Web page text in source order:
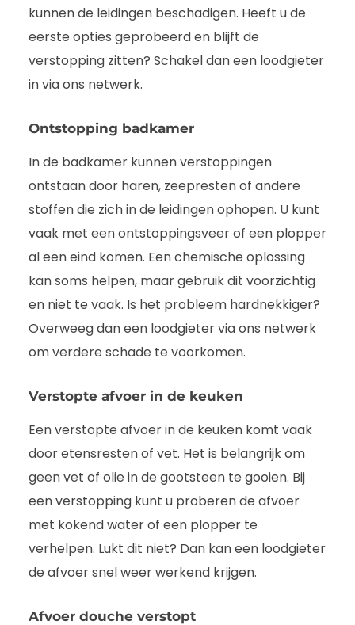
kunnen de leidingen beschadigen. Heeft u de
eerste opties geprobeerd en blijft de
verstopping zitten? Schakel dan een loodgieter
in via ons netwerk.
Ontstopping badkamer
In de badkamer kunnen verstoppingen
ontstaan door haren, zeepresten of andere
stoffen die zich in de leidingen ophopen. U kunt
vaak met een ontstoppingsveer of een plopper
al een eind komen. Een chemische oplossing
kan soms helpen, maar gebruik dit voorzichtig
en niet te vaak. Is het probleem hardnekkiger?
Overweeg dan een loodgieter via ons netwerk
om verdere schade te voorkomen.
Verstopte afvoer in de keuken
Een verstopte afvoer in de keuken komt vaak
door etensresten of vet. Het is belangrijk om
geen vet of olie in de gootsteen te gooien. Bij
een verstopping kunt u proberen de afvoer
met kokend water of een plopper te
verhelpen. Lukt dit niet? Dan kan een loodgieter
de afvoer snel weer werkend krijgen.
Afvoer douche verstopt